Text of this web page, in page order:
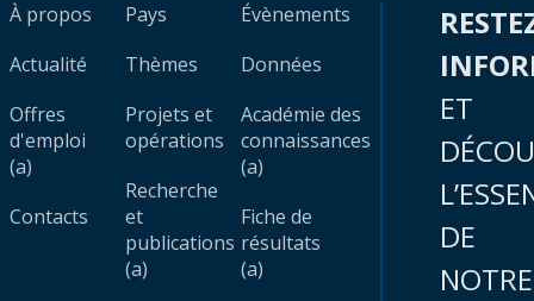
À propos
Actualité
Offres
d'emploi
(a)
Contacts
Pays
Thèmes
Projets et
opérations
Recherche
et
publications
(a)
Évènements
Données
Académie des
connaissances
(a)
Fiche de
résultats
(a)
ET
DE
NOTRE